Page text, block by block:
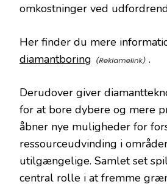
omkostninger ved
Her finder du mere
diamantboring
.
Derudover giver
for at bore dybere og mere
åbner nye muligheder for
ressourceudvinding i
utilgængelige. Samlet set
central rolle i at fremme